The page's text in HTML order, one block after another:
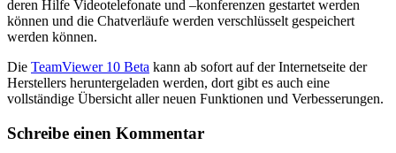
deren Hilfe Videotelefonate und –konferenzen gestartet werden
können und die Chatverläufe werden verschlüsselt gespeichert
werden können.
Die TeamViewer 10 Beta kann ab sofort auf der Internetseite der
Herstellers heruntergeladen werden, dort gibt es auch eine
vollständige Übersicht aller neuen Funktionen und Verbesserungen.
Schreibe einen Kommentar